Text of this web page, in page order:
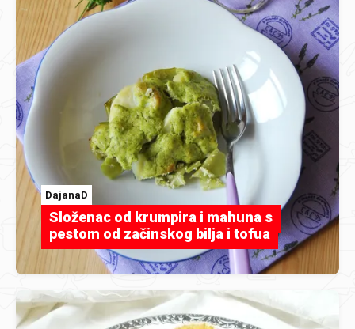
DajanaD
Složenac od krumpira i mahuna s
pestom od začinskog bilja i tofua